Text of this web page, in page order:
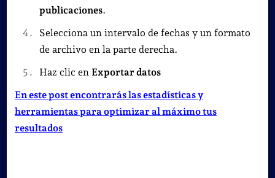
publicaciones.
Selecciona un intervalo de fechas y un formato
de archivo en la parte derecha.
Haz clic en Exportar datos
En este post encontrarás las estadísticas y
herramientas para optimizar al máximo tus
resultados